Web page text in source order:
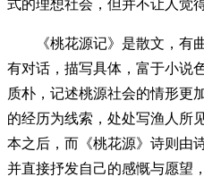
式的理想社会，但并不让人觉
《桃花源记》是散文，有
有对话，描写具体，富于小说
质朴，记述桃源社会的情形更
的经历为线索，处处写渔人所
本之后，而《桃花源》诗则由
并直接抒发自己的感慨与愿望